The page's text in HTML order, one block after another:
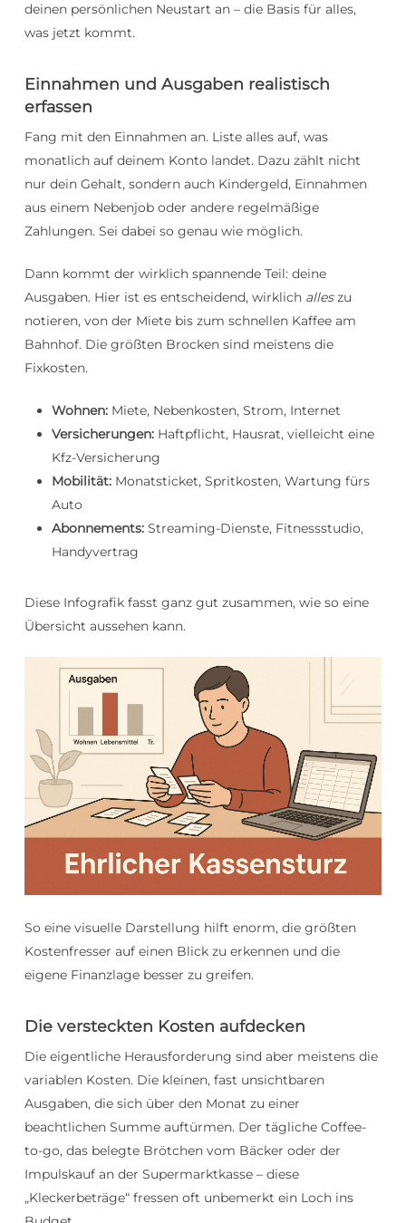
deinen persönlichen Neustart an – die Basis für alles,
was jetzt kommt.
Einnahmen und Ausgaben realistisch
erfassen
Fang mit den Einnahmen an. Liste alles auf, was
monatlich auf deinem Konto landet. Dazu zählt nicht
nur dein Gehalt, sondern auch Kindergeld, Einnahmen
aus einem Nebenjob oder andere regelmäßige
Zahlungen. Sei dabei so genau wie möglich.
Dann kommt der wirklich spannende Teil: deine
Ausgaben. Hier ist es entscheidend, wirklich alleszu
notieren, von der Miete bis zum schnellen Kaffee am
Bahnhof. Die größten Brocken sind meistens die
Fixkosten.
Wohnen:Miete, Nebenkosten, Strom, Internet
Versicherungen:Haftpflicht, Hausrat, vielleicht eine
Kfz-Versicherung
Mobilität:Monatsticket, Spritkosten, Wartung fürs
Auto
Abonnements:Streaming-Dienste, Fitnessstudio,
Handyvertrag
Diese Infografik fasst ganz gut zusammen, wie so eine
Übersicht aussehen kann.
So eine visuelle Darstellung hilft enorm, die größten
Kostenfresser auf einen Blick zu erkennen und die
eigene Finanzlage besser zu greifen.
Die versteckten Kosten aufdecken
Die eigentliche Herausforderung sind aber meistens die
variablen Kosten. Die kleinen, fast unsichtbaren
Ausgaben, die sich über den Monat zu einer
beachtlichen Summe auftürmen. Der tägliche Coffee-
to-go, das belegte Brötchen vom Bäcker oder der
Impulskauf an der Supermarktkasse – diese
„Kleckerbeträge“ fressen oft unbemerkt ein Loch ins